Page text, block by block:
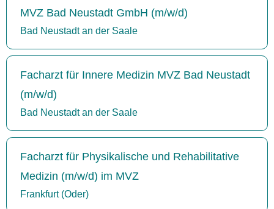
MVZ Bad Neustadt GmbH (m/w/d)
Bad Neustadt an der Saale
Facharzt für Innere Medizin MVZ Bad Neustadt
(m/w/d)
Bad Neustadt an der Saale
Facharzt für Physikalische und Rehabilitative
Medizin (m/w/d) im MVZ
Frankfurt (Oder)